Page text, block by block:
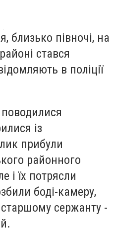
близько півночі, на
стався
в поліції
із
прибули
районного
і їх потрясли
боді-камеру,
сержанту -